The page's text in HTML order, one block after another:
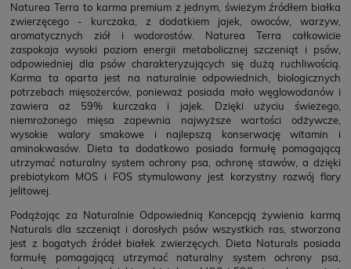
Naturea Terra to karma premium z jednym, świeżym źródłem białka
zwierzęcego - kurczaka, z dodatkiem jajek, owoców, warzyw,
aromatycznych ziół i wodorostów. Naturea Terra całkowicie
zaspokaja wysoki poziom energii metabolicznej szczeniąt i psów,
odpowiedniej dla psów charakteryzujących się dużą ruchliwością.
Karma ta oparta jest na naturalnie odpowiednich, biologicznych
potrzebach mięsożerców, ponieważ posiada mało węglowodanów i
zawiera aż 59% kurczaka i jajek. Dzięki użyciu świeżego,
niemrożonego mięsa zapewnia najwyższe wartości odżywcze,
wysokie walory smakowe i najlepszą konserwację witamin i
aminokwasów. Dieta ta dodatkowo posiada formułę pomagającą
utrzymać naturalny system ochrony psa, ochronę stawów, a dzięki
prebiotykom MOS i FOS stymulowany jest korzystny rozwój flory
jelitowej.
Podążając za Naturalnie Odpowiednią Koncepcją żywienia karmą
Naturals dla szczeniąt i dorosłych psów wszystkich ras, stworzona
jest z bogatych źródeł białek zwierzęcych. Dieta Naturals posiada
formułę pomagającą utrzymać naturalny system ochrony psa,